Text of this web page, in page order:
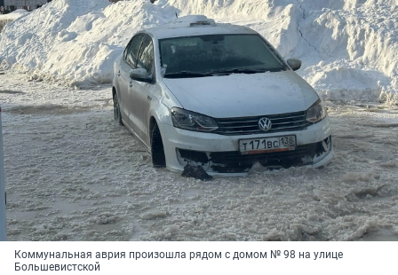
Коммунальная аврия произошла рядом с домом № 98 на улице
Большевистской